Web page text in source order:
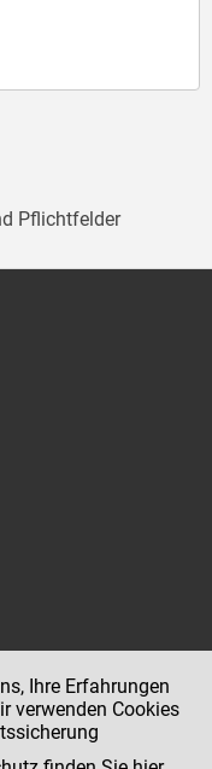
Pflichtfelder
Ihre Erfahrungen
verwenden Cookies